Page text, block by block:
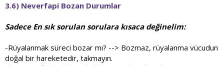
3.6) Neverfapi Bozan Durumlar
Sadece En sık sorulan sorulara kısaca değinelim:
-Rüyalanmak süreci bozar mı? --> Bozmaz, rüyalanma vücudun
doğal bir hareketedir, takmayın.